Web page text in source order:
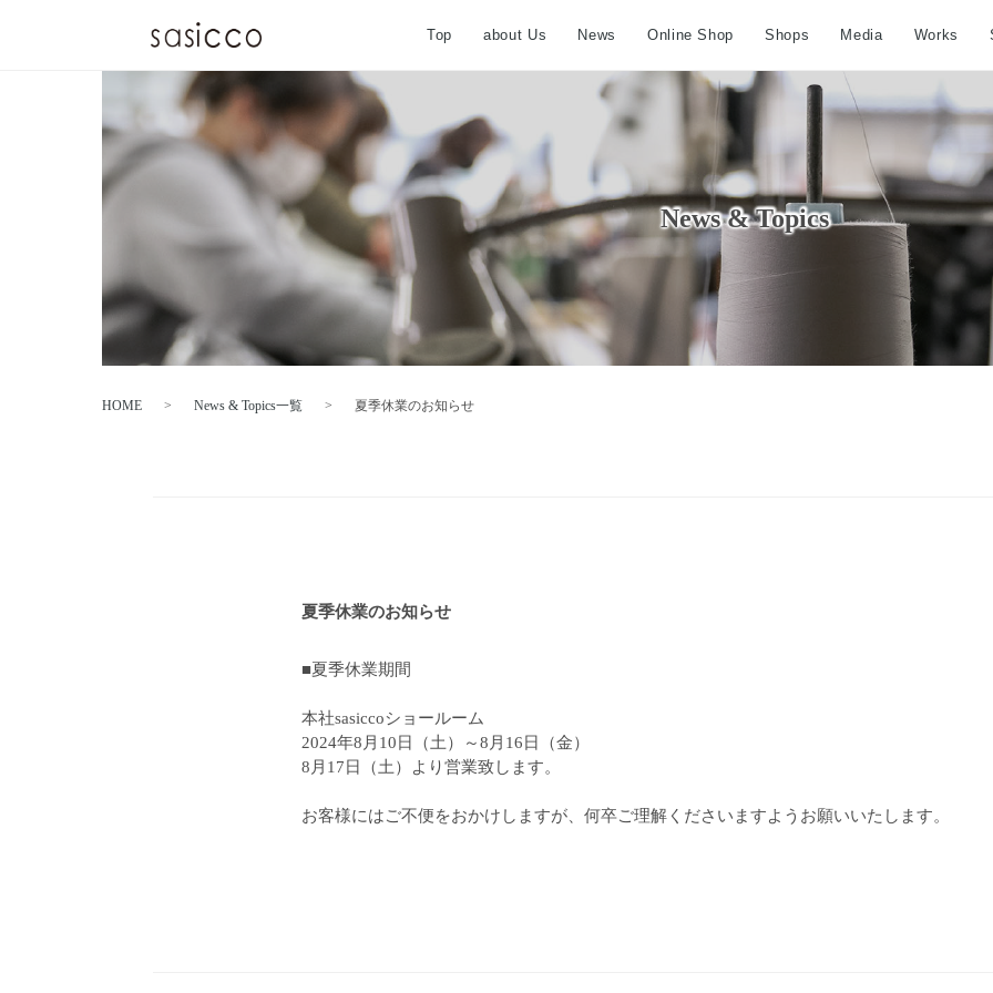
Top about Us News Online Shop Shops Media Works
News & Topics
HOME > News & Topics一覧 > 夏季休業のお知らせ
夏季休業のお知らせ
■夏季休業期間
本社sasiccoショールーム
2024年8月10日（土）～8月16日（金）
8月17日（土）より営業致します。
お客様にはご不便をおかけしますが、何卒ご理解くださいますようお願いいたします。